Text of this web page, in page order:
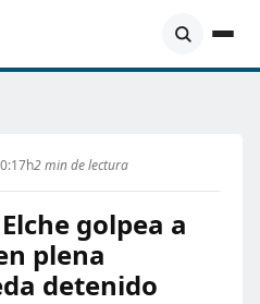
2 min de lectura
golpea a
plena
detenido